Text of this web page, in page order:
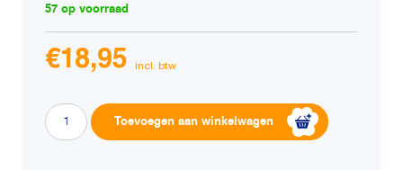
57 op voorraad
€18,95
Club
4
Toevoegen aan winkelwagen